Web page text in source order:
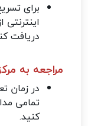
برای
دریافت
مراجعه به
در زمان
تمامی
کنید.